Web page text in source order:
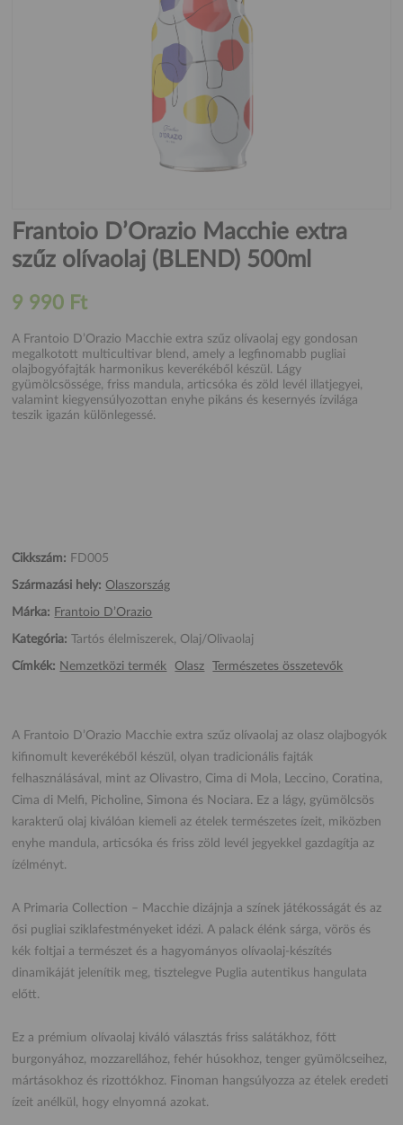
Frantoio D’Orazio Macchie extra
szűz olívaolaj (BLEND) 500ml
9 990 Ft
A Frantoio D’Orazio Macchie extra szűz olívaolaj egy gondosan
megalkotott multicultivar blend, amely a legfinomabb pugliai
olajbogyófajták harmonikus keverékéből készül. Lágy
gyümölcsössége, friss mandula, articsóka és zöld levél illatjegyei,
valamint kiegyensúlyozottan enyhe pikáns és kesernyés ízvilága
teszik igazán különlegessé.
Cikkszám: FD005
Származási hely: Olaszország
Márka: Frantoio D’Orazio
Kategória: Tartós élelmiszerek, Olaj/Olivaolaj
Címkék: Nemzetközi termék Olasz Természetes összetevők
A Frantoio D’Orazio Macchie extra szűz olívaolaj az olasz olajbogyók
kifinomult keverékéből készül, olyan tradicionális fajták
felhasználásával, mint az Olivastro, Cima di Mola, Leccino, Coratina,
Cima di Melfi, Picholine, Simona és Nociara. Ez a lágy, gyümölcsös
karakterű olaj kiválóan kiemeli az ételek természetes ízeit, miközben
enyhe mandula, articsóka és friss zöld levél jegyekkel gazdagítja az
ízélményt.
A Primaria Collection – Macchie dizájnja a színek játékosságát és az
ősi pugliai sziklafestményeket idézi. A palack élénk sárga, vörös és
kék foltjai a természet és a hagyományos olívaolaj-készítés
dinamikáját jelenítik meg, tisztelegve Puglia autentikus hangulata
előtt.
Ez a prémium olívaolaj kiváló választás friss salátákhoz, főtt
burgonyához, mozzarellához, fehér húsokhoz, tenger gyümölcseihez,
mártásokhoz és rizottókhoz. Finoman hangsúlyozza az ételek eredeti
ízeit anélkül, hogy elnyomná azokat.